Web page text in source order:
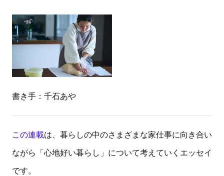
書き手：千石あや
この連載は、暮らしの中のさまざまな家仕事に向き合い
ながら「心地好い暮らし」について考えていくエッセイ
です。